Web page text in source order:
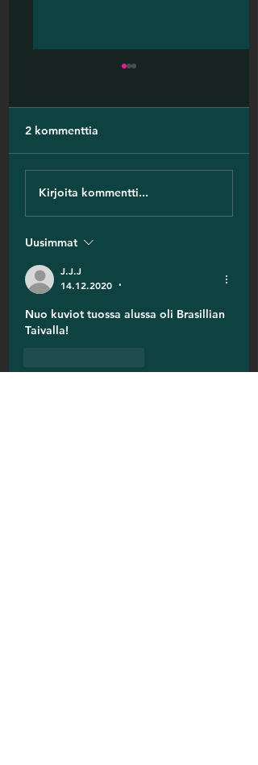
Suomalaisella Marjalla
on avaruusolentojen
implantti kehossa
2 kommenttia
Kirjoita kommentti...
Uusimmat
J.J.J
14.12.2020
•
Nuo kuviot tuossa alussa oli Brasillian
Taivalla!